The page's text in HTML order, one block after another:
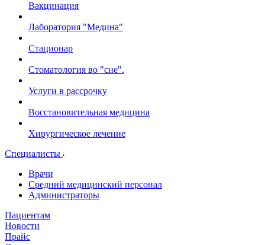
Вакцинация
Лаборатория "Медина"
Стационар
Стоматология во "сне".
Услуги в рассрочку
Восстановительная медицина
Хирургическое лечение
Специалисты
Врачи
Средний медицинский персонал
Администраторы
Пациентам
Новости
Прайс